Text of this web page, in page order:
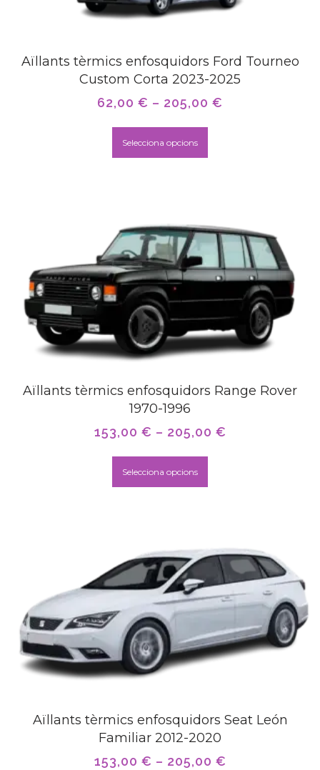
Aïllants tèrmics enfosquidors Ford Tourneo
Custom Corta 2023-2025
62,00 € – 205,00 €
Selecciona opcions
Aïllants tèrmics enfosquidors Range Rover
1970-1996
153,00 € – 205,00 €
Selecciona opcions
Aïllants tèrmics enfosquidors Seat León
Familiar 2012-2020
153,00 € – 205,00 €